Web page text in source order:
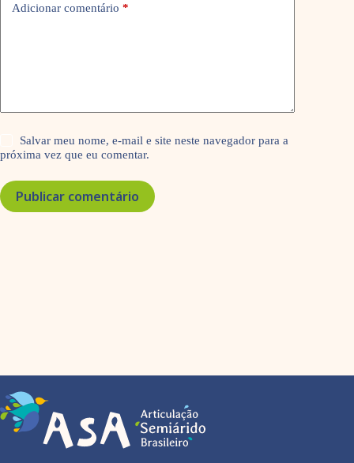
Adicionar comentário *
Salvar meu nome, e-mail e site neste navegador para a
próxima vez que eu comentar.
Publicar comentário